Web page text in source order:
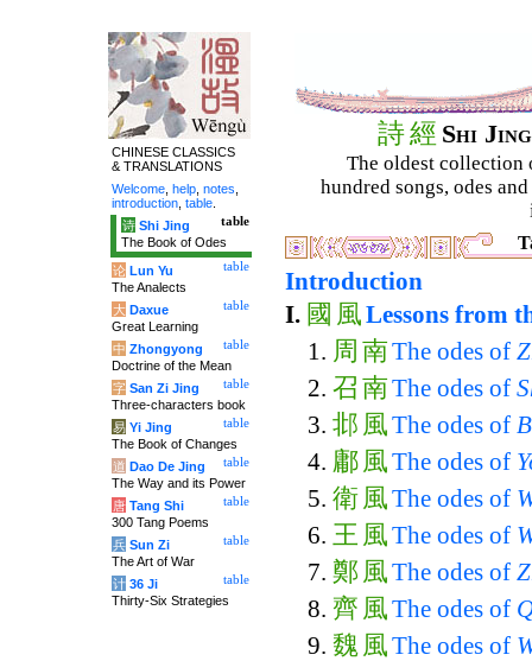
詩經 Shi
The oldest collection
hundred songs, odes
Introduction
I. 國 風Lessons from
周 南The odes of
召 南The odes of
邶 風The odes of
鄘 風The odes of
衛 風The odes of
王 風The odes of
鄭 風The odes of
齊 風The odes of
魏 風The odes of
CHINESE CLASSICS
& TRANSLATIONS
Welcome help notes
introduction table
table
诗 Shi Jing
The Book of Odes
table
论 Lun Yu
The Analects
table
大 Daxue
Great Learning
table
中 Zhongyong
Doctrine of the Mean
table
字 San Zi Jing
Three-characters book
table
易 Yi Jing
The Book of Changes
table
道 Dao De Jing
The Way and its Power
table
唐 Tang Shi
300 Tang Poems
table
兵 Sun Zi
The Art of War
table
计 36 Ji
Thirty-Six Strategies